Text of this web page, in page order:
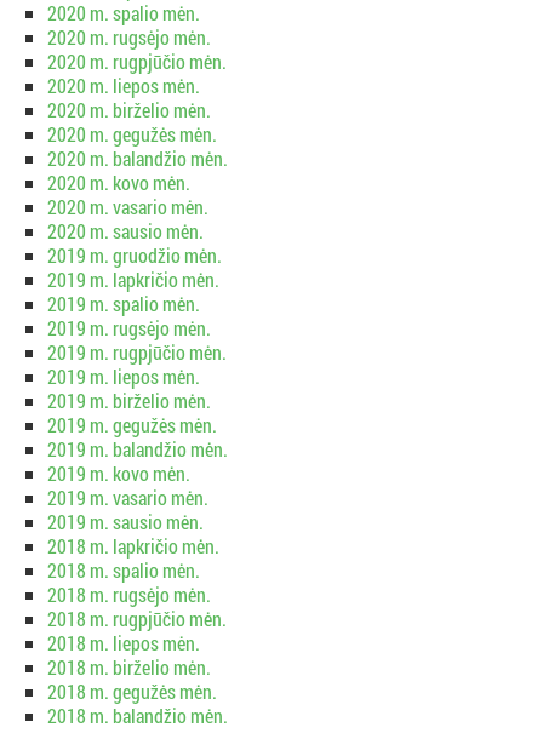
2020 m. spalio mėn.
2020 m. rugsėjo mėn.
2020 m. rugpjūčio mėn.
2020 m. liepos mėn.
2020 m. birželio mėn.
2020 m. gegužės mėn.
2020 m. balandžio mėn.
2020 m. kovo mėn.
2020 m. vasario mėn.
2020 m. sausio mėn.
2019 m. gruodžio mėn.
2019 m. lapkričio mėn.
2019 m. spalio mėn.
2019 m. rugsėjo mėn.
2019 m. rugpjūčio mėn.
2019 m. liepos mėn.
2019 m. birželio mėn.
2019 m. gegužės mėn.
2019 m. balandžio mėn.
2019 m. kovo mėn.
2019 m. vasario mėn.
2019 m. sausio mėn.
2018 m. lapkričio mėn.
2018 m. spalio mėn.
2018 m. rugsėjo mėn.
2018 m. rugpjūčio mėn.
2018 m. liepos mėn.
2018 m. birželio mėn.
2018 m. gegužės mėn.
2018 m. balandžio mėn.